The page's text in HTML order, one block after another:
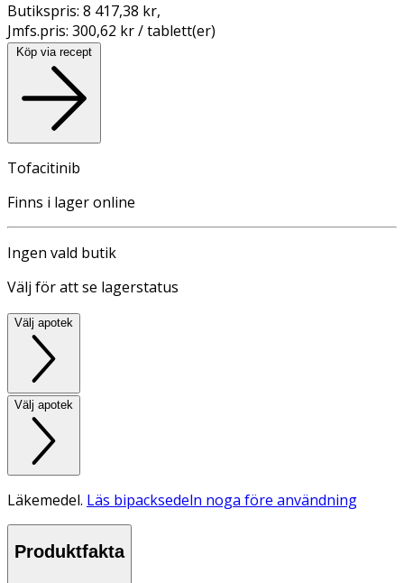
Butikspris: 8 417,38 kr,
Jmfs.pris: 300,62 kr / tablett(er)
Köp via recept
Tofacitinib
Finns i lager online
Ingen vald butik
Välj för att se lagerstatus
Välj apotek
Välj apotek
Läkemedel. Läs bipacksedeln noga före användning
Produktfakta